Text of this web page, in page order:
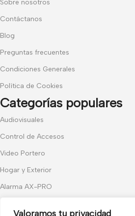
Valoramos tu privacidad
Sobre nosotros
Contáctanos
Blog
Preguntas frecuentes
Condiciones Generales
Política de Cookies
Categorías populares
Audiovisuales
Control de Accesos
Video Portero
Hogar y Exterior
Alarma AX-PRO